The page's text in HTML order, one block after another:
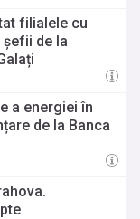
filialele cu
de la
a energiei în
de la Banca